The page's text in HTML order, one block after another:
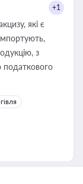
+1
які є
з
податкового